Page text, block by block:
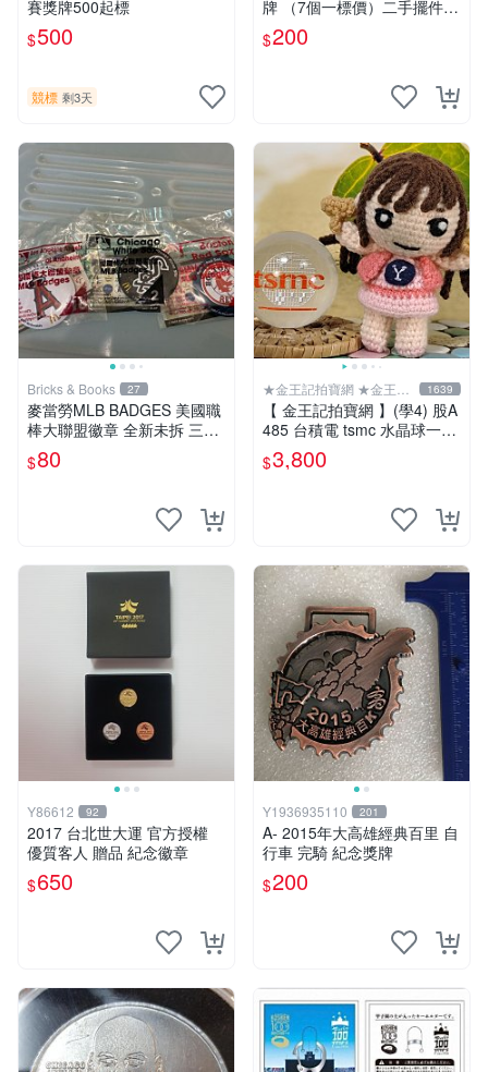
賽獎牌500起標
$500
競標 剩3天
牌 （7個一標價）二手擺件
二手獎牌 早期獎牌 背景
$200
Bricks & Books 27
麥當勞MLB BADGES 美國職
棒大聯盟徽章 全新未拆 三個
合賣
$80
★金王記拍寶網 ★金王記
拍寶趣
1639
【 金王記拍寶網 】(學4) 股A
485 台積電 tsmc 水晶球一顆
罕件稀有
$3,800
Y86612 92
2017 台北世大運 官方授權
優質客人 贈品 紀念徽章
$650
Y1936935110 201
A- 2015年大高雄經典百里 自
行車 完騎 紀念獎牌
$200